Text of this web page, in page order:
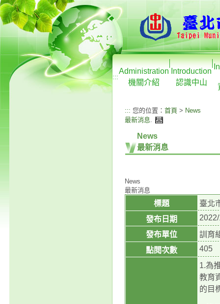
:::
Administration
機關介紹
Introduction
認識中山
::: 您的位置： 首頁 > News
最新消息.
News
最新消息
News
最新消息
標題
臺北
發布日期
發布單位
訓育
點閱次數
405
1.為
教育
的目